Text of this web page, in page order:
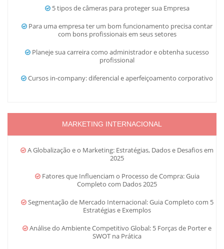
5 tipos de câmeras para proteger sua Empresa
Para uma empresa ter um bom funcionamento precisa contar
com bons profissionais em seus setores
Planeje sua carreira como administrador e obtenha sucesso
profissional
Cursos in-company: diferencial e aperfeiçoamento corporativo
MARKETING INTERNACIONAL
A Globalização e o Marketing: Estratégias, Dados e Desafios em
2025
Fatores que Influenciam o Processo de Compra: Guia
Completo com Dados 2025
Segmentação de Mercado Internacional: Guia Completo com 5
Estratégias e Exemplos
Análise do Ambiente Competitivo Global: 5 Forças de Porter e
SWOT na Prática